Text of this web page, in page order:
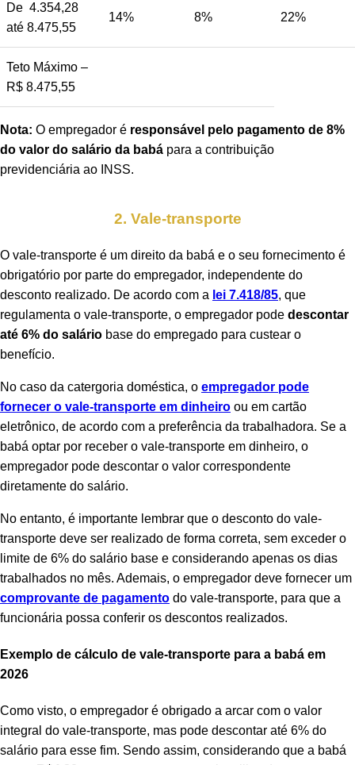
De 4.354,28
até 8.475,55
14% 8% 22%
Teto Máximo –
R$ 8.475,55
Nota: O empregador é responsável pelo pagamento de 8%
do valor do salário da babá para a contribuição
previdenciária ao INSS.
2. Vale-transporte
O vale-transporte é um direito da babá e o seu fornecimento é
obrigatório por parte do empregador, independente do
desconto realizado. De acordo com a lei 7.418/85, que
regulamenta o vale-transporte, o empregador pode descontar
até 6% do salário base do empregado para custear o
benefício.
No caso da catergoria doméstica, o empregador pode
fornecer o vale-transporte em dinheiro ou em cartão
eletrônico, de acordo com a preferência da trabalhadora. Se a
babá optar por receber o vale-transporte em dinheiro, o
empregador pode descontar o valor correspondente
diretamente do salário.
No entanto, é importante lembrar que o desconto do vale-
transporte deve ser realizado de forma correta, sem exceder o
limite de 6% do salário base e considerando apenas os dias
trabalhados no mês. Ademais, o empregador deve fornecer um
comprovante de pagamento do vale-transporte, para que a
funcionária possa conferir os descontos realizados.
Exemplo de cálculo de vale-transporte para a babá em
2026
Como visto, o empregador é obrigado a arcar com o valor
integral do vale-transporte, mas pode descontar até 6% do
salário para esse fim. Sendo assim, considerando que a babá